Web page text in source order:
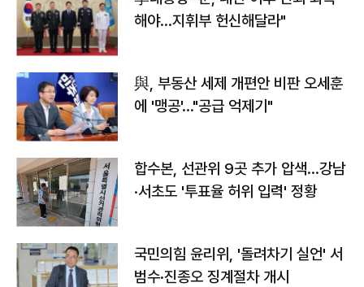
해야…지휘부 헌신해달라"
與, 부동산 세제 개편안 비판 오세훈
에 '맹공'…"공급 억제기"
합수본, 선관위 9곳 추가 압색…강남
·서초도 '투표율 허위 입력' 정황
국민의힘 윤리위, '돌려차기 실언' 서
범수·진종오 징계절차 개시